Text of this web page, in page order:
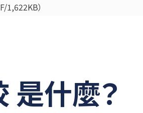
1,622KB）
是什麼？